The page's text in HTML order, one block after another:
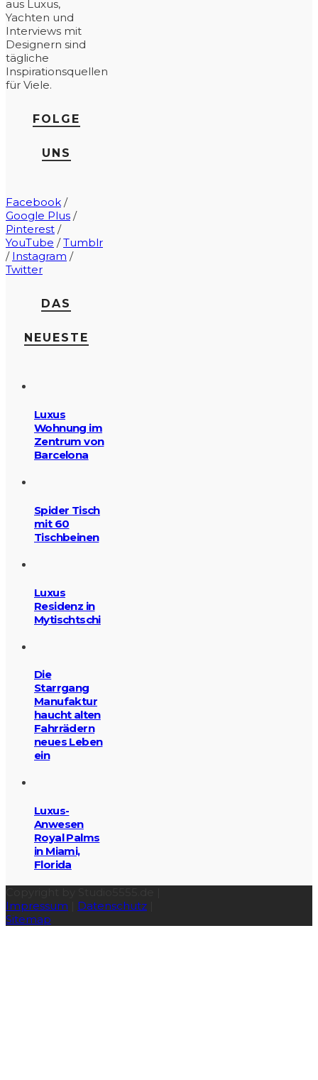
aus Luxus,
Yachten und
Interviews mit
Designern sind
tägliche
Inspirationsquellen
für Viele.
FOLGE
UNS
Facebook /
Google Plus /
Pinterest /
YouTube /Tumblr
/ Instagram /
Twitter
DAS
NEUESTE
Luxus
Wohnung im
Zentrum von
Barcelona
Spider Tisch
mit 60
Tischbeinen
Luxus
Residenz in
Mytischtschi
Die
Starrgang
Manufaktur
haucht alten
Fahrrädern
neues Leben
ein
Luxus-
Anwesen
Royal Palms
in Miami,
Florida
Impressum
Datenschutz
Sitemap